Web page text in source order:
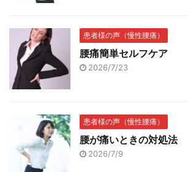
患者様の声（慢性腰痛）
腰痛簡単セルフケア
2026/7/23
患者様の声（慢性腰痛）
腰が痛いときの対処法
2026/7/9